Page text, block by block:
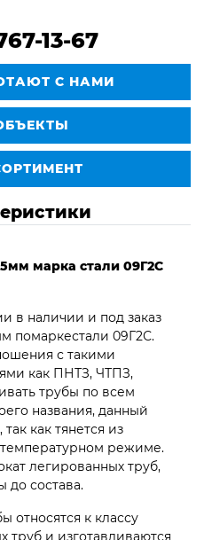
13-67
С НАМИ
марка стали 09Г2С
в наличии и под заказ
помаркестали 09Г2С.
с такими
как ПНТЗ, ЧТПЗ,
трубы по всем
названия, данный
как тянется из
режиме.
легированных труб,
до состава.
относятся к классу
и изготавливаются